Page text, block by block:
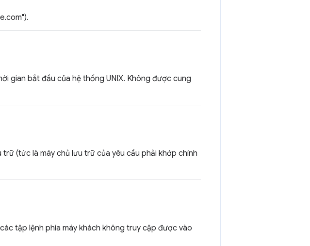
gian bắt đầu của hệ thống UNIX. Không được cung
(tức là máy chủ lưu trữ của yêu cầu phải khớp chính
tập lệnh phía máy khách không truy cập được vào